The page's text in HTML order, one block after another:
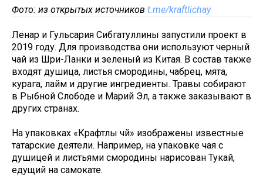
Фото: из открытых источников t.me/kraftlichay
Ленар и Гульсария Сибгатуллины запустили проект в
2019 году. Для производства они используют черный
чай из Шри-Ланки и зеленый из Китая. В состав также
входят душица, листья смородины, чабрец, мята,
курага, лайм и другие ингредиенты. Травы собирают
в Рыбной Слободе и Марий Эл, а также заказывают в
других странах.
На упаковках «Крафтлы чәй» изображены известные
татарские деятели. Например, на упаковке чая с
душицей и листьями смородины нарисован Тукай,
едущий на самокате.